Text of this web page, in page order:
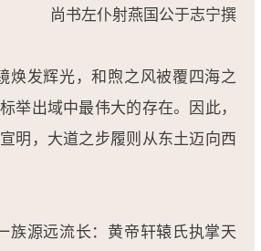
尚书左仆射燕国公于志宁撰
焕发辉光，和煦之风被覆四海之
举出域中最伟大的存在。因此，
明，大道之步履则从东土迈向西
族源远流长：黄帝轩辕氏执掌天